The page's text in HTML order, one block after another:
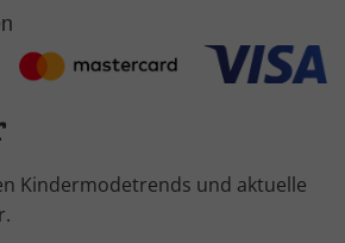
Kindermodetrends und aktuelle